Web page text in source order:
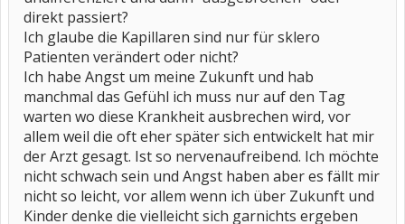
direkt passiert?
Ich glaube die Kapillaren sind nur für sklero
Patienten verändert oder nicht?
Ich habe Angst um meine Zukunft und hab
manchmal das Gefühl ich muss nur auf den Tag
warten wo diese Krankheit ausbrechen wird, vor
allem weil die oft eher später sich entwickelt hat mir
der Arzt gesagt. Ist so nervenaufreibend. Ich möchte
nicht schwach sein und Angst haben aber es fällt mir
nicht so leicht, vor allem wenn ich über Zukunft und
Kinder denke die vielleicht sich garnichts ergeben